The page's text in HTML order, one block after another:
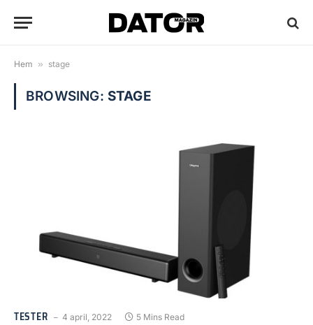
Hem » stage
BROWSING: STAGE
TESTER 4 april, 2022 5 Mins Read